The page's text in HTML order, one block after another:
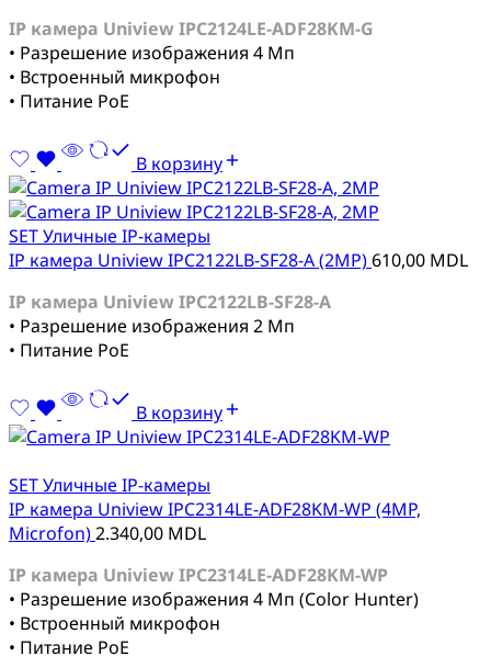
IP камера Uniview IPC2124LE-ADF28KM-G
• Разрешение изображения 4 Мп
• Встроенный микрофон
• Питание PoE
В корзину
SET Уличные IP-камеры
IP камера Uniview IPC2122LB-SF28-A (2MP)610,00 MDL
IP камера Uniview IPC2122LB-SF28-A
• Разрешение изображения 2 Мп
• Питание PoE
В корзину
SET Уличные IP-камеры
IP камера Uniview IPC2314LE-ADF28KM-WP (4MP,
Microfon)2.340,00 MDL
IP камера Uniview IPC2314LE-ADF28KM-WP
• Разрешение изображения 4 Мп (Color Hunter)
• Встроенный микрофон
• Питание PoE